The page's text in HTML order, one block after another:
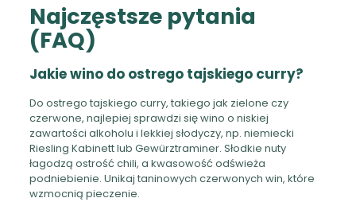
Najczęstsze pytania
(FAQ)
Jakie wino do ostrego tajskiego curry?
Do ostrego tajskiego curry, takiego jak zielone czy
czerwone, najlepiej sprawdzi się wino o niskiej
zawartości alkoholu i lekkiej słodyczy, np. niemiecki
Riesling Kabinett lub Gewürztraminer. Słodkie nuty
łagodzą ostrość chili, a kwasowość odświeża
podniebienie. Unikaj taninowych czerwonych win, które
wzmocnią pieczenie.